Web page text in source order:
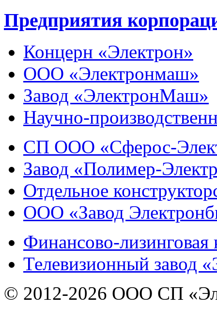
Предприятия
Концерн «Электрон»
ООО «Электронмаш»
Завод «ЭлектронМаш»
Научно-
СП ООО «Сферос-
Завод «Полимер-
Отдельное
ООО «Завод
Финансово-
Телевизионный завод
© 2012-2026 ООО СП